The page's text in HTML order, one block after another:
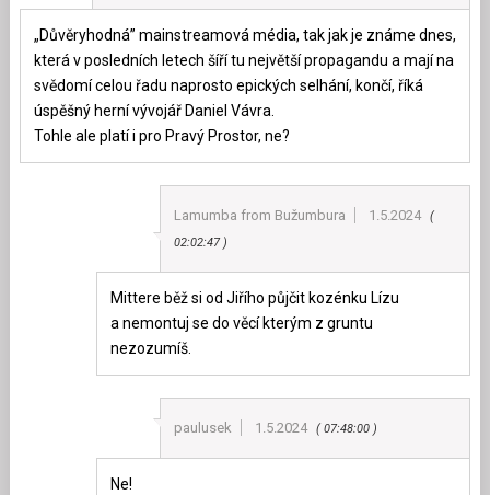
„Důvěryhodná” mainstreamová média, tak jak je známe dnes,
která v posledních letech šíří tu největší propagandu a mají na
svědomí celou řadu naprosto epických selhání, končí, říká
úspěšný herní vývojář Daniel Vávra.
Tohle ale platí i pro Pravý Prostor, ne?
Lamumba from Bužumbura 1.5.2024
02:02:47
Mittere běž si od Jiřího půjčit kozénku Lízu
a nemontuj se do věcí kterým z gruntu
nezozumíš.
paulusek 1.5.2024 07:48:00
Ne!